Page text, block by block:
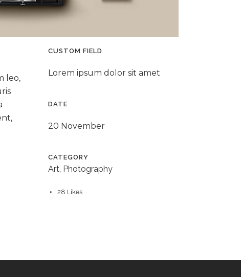
leo,
CUSTOM FIELD
Lorem ipsum dolor sit amet
DATE
20 November
CATEGORY
Art, Photography
28 Likes